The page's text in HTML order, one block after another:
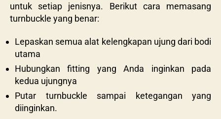
untuk setiap jenisnya. Berikut cara memasang
turnbuckle yang benar:
Lepaskan semua alat kelengkapan ujung dari bodi
utama
Hubungkan fitting yang Anda inginkan pada
kedua ujungnya
Putar turnbuckle sampai ketegangan yang
diinginkan.